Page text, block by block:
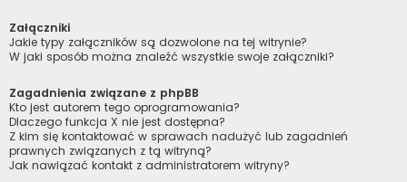
Załączniki
Jakie typy załączników są dozwolone na tej witrynie?
W jaki sposób można znaleźć wszystkie swoje załączniki?
Zagadnienia związane z phpBB
Kto jest autorem tego oprogramowania?
Dlaczego funkcja X nie jest dostępna?
Z kim się kontaktować w sprawach nadużyć lub zagadnień
prawnych związanych z tą witryną?
Jak nawiązać kontakt z administratorem witryny?